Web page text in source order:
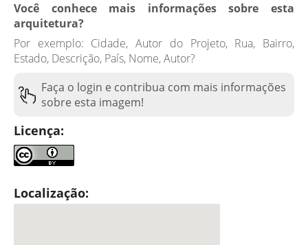
Você conhece mais informações sobre esta
arquitetura?
Por exemplo: Cidade, Autor do Projeto, Rua, Bairro,
Estado, Descrição, País, Nome, Autor?
Faça o login e contribua com mais informações
sobre esta imagem!
Licença:
Localização: